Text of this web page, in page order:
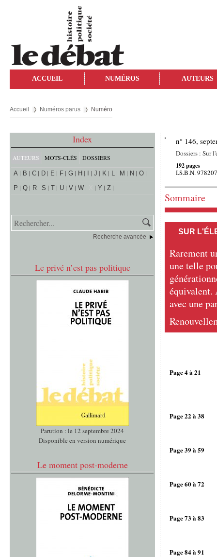
ACCUEIL NUMÉROS AUTEURS
Accueil Numéros parus Numéro
Index
AUTEURS MOTS-CLÉS DOSSIERS
A B C D E F G H J K L M N
O
P
Q R S T U V W Y Z
Recherche avancée
Le privé n’est pas politique
Parution : le 12 septembre 2024
Disponible en version numérique
Le moment post-moderne
n° 146,
Dossiers : Sur
192 pages
I.S.B.N.
Sommaire
SUR
Rarement
une telle
équivalent.
avec une
Page 4 à 21
Page 22 à 38
Page 39 à 59
Page 60 à 72
Page 73 à 83
Page 84 à 91